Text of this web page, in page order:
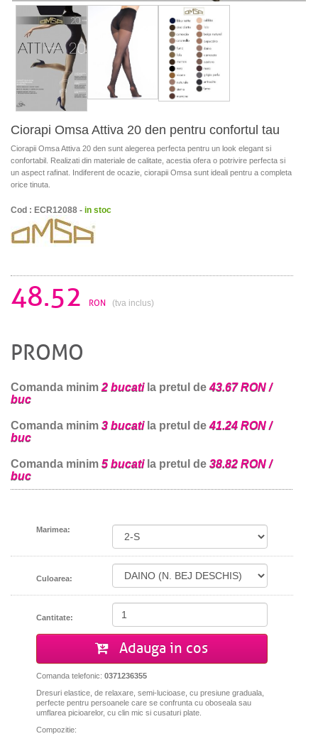
Ciorapi Omsa Attiva 20 den pentru confortul tau
Ciorapii Omsa Attiva 20 den sunt alegerea perfecta pentru un look elegant si
confortabil. Realizati din materiale de calitate, acestia ofera o potrivire perfecta si
un aspect rafinat. Indiferent de ocazie, ciorapii Omsa sunt ideali pentru a completa
orice tinuta.
Cod : ECR12088 - in stoc
48.52 RON (tva inclus)
PROMO
Comanda minim 2 bucatila pretul de43.67 RON /
buc
Comanda minim 3 bucatila pretul de41.24 RON /
buc
Comanda minim 5 bucatila pretul de 38.82 RON /
buc
Marimea:
Culoarea:
Cantitate:
Adauga in cos
Comanda telefonic: 0371236355
Dresuri elastice, de relaxare, semi-lucioase, cu presiune graduala,
perfecte pentru persoanele care se confrunta cu oboseala sau
umflarea picioarelor, cu clin mic si cusaturi plate.
Compozitie: